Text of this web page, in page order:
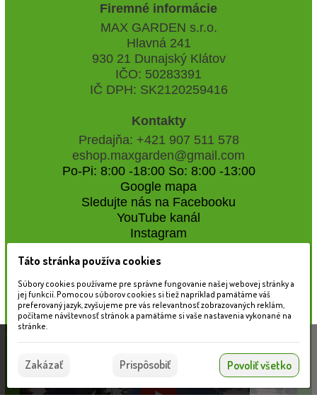
Firemné informácie
MAX GARDEN s.r.o.
Hlavná 241
930 21 Dunajský Klátov
IČO: 50283391
IČ DPH: SK2120259416
Kontakty
Predajňa: +421 907 511 578
eshop.maxgarden@gmail.com
Po-Pi: 8:00 -18:00 So: 8:00 -13:00
Google mapa
Sledujte nás na Facebooku
YouTube kanál
Instagram
Naše záhradné centrum
Táto stránka používa súbory cookies, ktoré nám
pomáhajú poskytovať služby. Používaním našich
služieb vyjadrujete súhlas s používaním súborov
Súhlasím
Táto stránka používa cookies
Súbory cookies používame pre správne fungovanie našej webovej stránky a
jej funkcií. Pomocou súborov cookies si tiež napríklad pamätáme váš
preferovaný jazyk, zvyšujeme pre vás relevantnosť zobrazovaných reklám,
počítame návštevnosť stránok a pamätáme si vaše nastavenia vykonané na
stránke.
Zakázať Prispôsobiť Povoliť všetko